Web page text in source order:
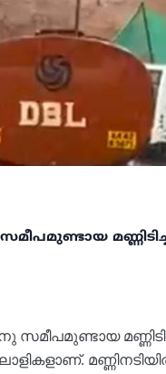
സമീപമുണ്ടായ